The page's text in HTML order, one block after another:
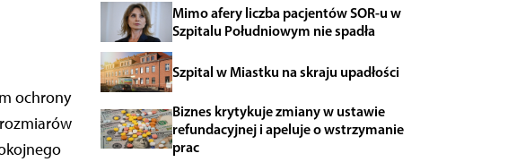
ochrony
Mimo afery liczba pacjentów SOR-u w
Szpitalu Południowym nie spadła
Szpital w Miastku na skraju upadłości
Biznes krytykuje zmiany w ustawie
refundacyjnej i apeluje o wstrzymanie
prac